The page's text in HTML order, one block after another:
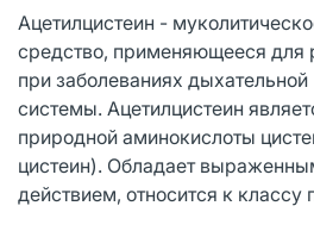
Ацетилцистеин -
средство, применяющееся
при заболеваниях дыхательной
системы. Ацетилцистеин
природной аминокислоты
цистеин). Обладает
действием, относится к